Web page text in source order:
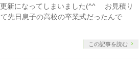
新になってしまいました(^^ゞ お見積り
先日息子の高校の卒業式だったんで
この記事を読む